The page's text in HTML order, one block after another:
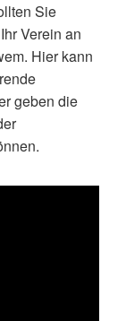
Sie
Verein an
Hier kann
geben die